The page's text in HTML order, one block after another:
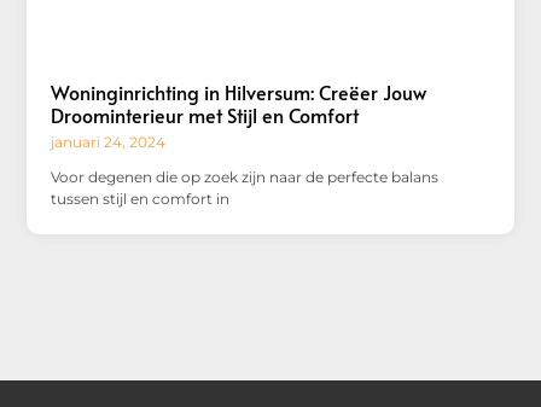
Woninginrichting in Hilversum: Creëer Jouw
Droominterieur met Stijl en Comfort
januari 24, 2024
Voor degenen die op zoek zijn naar de perfecte balans
tussen stijl en comfort in